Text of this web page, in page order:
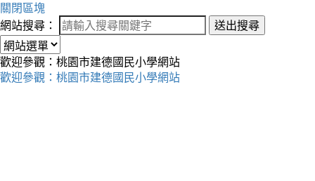
關閉區塊
網站搜尋：
送出搜尋
歡迎參觀：桃園市建德國民小學網站
歡迎參觀：桃園市建德國民小學網站